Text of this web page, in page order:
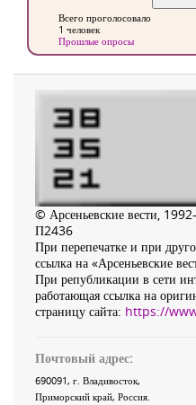
Всего проголосовало
1 человек
Прошлые опросы
© Арсеньевские вести,
П2436
При перепечатке и при
ссылка на «Арсеньевские
При републикации в сети
работающая ссылка на
страницу сайта: https://
Почтовый адрес:
690091, г. Владивосток,
Приморский край, Россия.